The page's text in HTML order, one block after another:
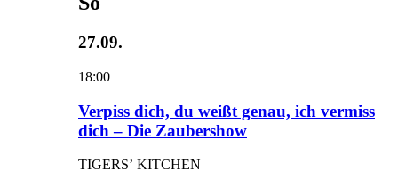
27.09.
18:00
Verpiss dich, du weißt genau, ich vermiss
dich – Die Zaubershow
TIGERS’ KITCHEN